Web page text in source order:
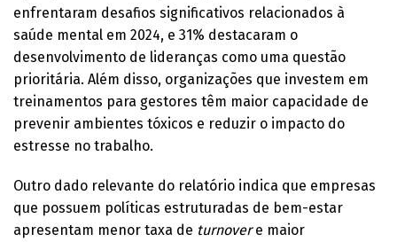
enfrentaram desafios significativos relacionados à
saúde mental em 2024, e 31% destacaram o
desenvolvimento de lideranças como uma questão
prioritária. Além disso, organizações que investem em
treinamentos para gestores têm maior capacidade de
prevenir ambientes tóxicos e reduzir o impacto do
estresse no trabalho.
Outro dado relevante do relatório indica que empresas
que possuem políticas estruturadas de bem-estar
apresentam menor taxa de turnovere maior